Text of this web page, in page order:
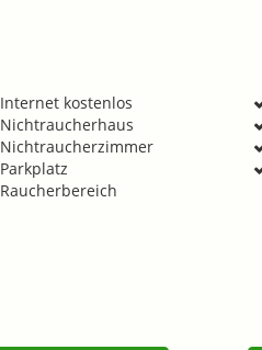
Internet kostenlos
Nichtraucherhaus
Nichtraucherzimmer
Parkplatz
Raucherbereich